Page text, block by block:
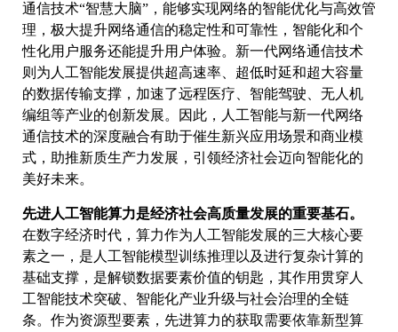
通信技术“智慧大脑”，能够实现网络的智能优化与高效管
理，极大提升网络通信的稳定性和可靠性，智能化和个
性化用户服务还能提升用户体验。新一代网络通信技术
则为人工智能发展提供超高速率、超低时延和超大容量
的数据传输支撑，加速了远程医疗、智能驾驶、无人机
编组等产业的创新发展。因此，人工智能与新一代网络
通信技术的深度融合有助于催生新兴应用场景和商业模
式，助推新质生产力发展，引领经济社会迈向智能化的
美好未来。
先进人工智能算力是经济社会高质量发展的重要基石。
在数字经济时代，算力作为人工智能发展的三大核心要
素之一，是人工智能模型训练推理以及进行复杂计算的
基础支撑，是解锁数据要素价值的钥匙，其作用贯穿人
工智能技术突破、智能化产业升级与社会治理的全链
条。作为资源型要素，先进算力的获取需要依靠新型算